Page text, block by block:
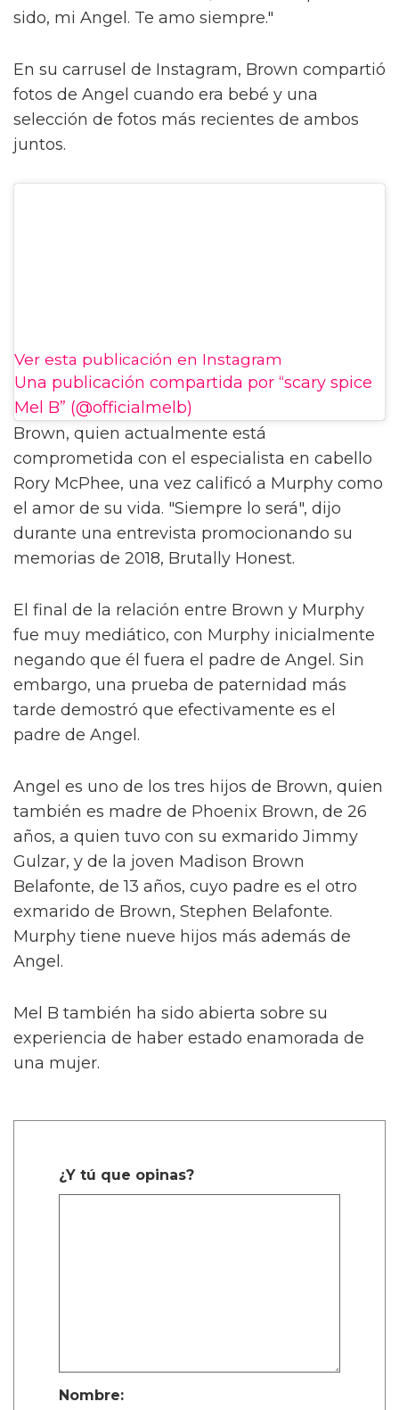
sido, mi Angel. Te amo siempre."
En su carrusel de Instagram, Brown compartió
fotos de Angel cuando era bebé y una
selección de fotos más recientes de ambos
juntos.
Ver esta publicación en Instagram
Una publicación compartida por “scary spice
Mel B” (@officialmelb)
Brown, quien actualmente está
comprometida con el especialista en cabello
Rory McPhee, una vez calificó a Murphy como
el amor de su vida. "Siempre lo será", dijo
durante una entrevista promocionando su
memorias de 2018, Brutally Honest.
El final de la relación entre Brown y Murphy
fue muy mediático, con Murphy inicialmente
negando que él fuera el padre de Angel. Sin
embargo, una prueba de paternidad más
tarde demostró que efectivamente es el
padre de Angel.
Angel es uno de los tres hijos de Brown, quien
también es madre de Phoenix Brown, de 26
años, a quien tuvo con su exmarido Jimmy
Gulzar, y de la joven Madison Brown
Belafonte, de 13 años, cuyo padre es el otro
exmarido de Brown, Stephen Belafonte.
Murphy tiene nueve hijos más además de
Angel.
Mel B también ha sido abierta sobre su
experiencia de haber estado enamorada de
una mujer.
¿Y tú que opinas?
Nombre: